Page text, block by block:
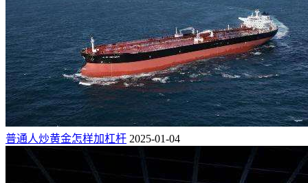
普通人炒黄金怎样加杠杆 2025-01-04